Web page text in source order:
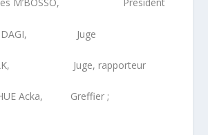
Juge
Juge, rapporteur
Acka, Greffier ;